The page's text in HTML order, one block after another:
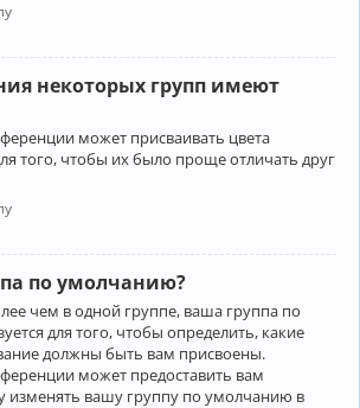
некоторых групп имеют
может присваивать цвета
того, чтобы их было проще отличать друг
по умолчанию?
чем в одной группе, ваша группа по
для того, чтобы определить, какие
должны быть вам присвоены.
может предоставить вам
изменять вашу группу по умолчанию в